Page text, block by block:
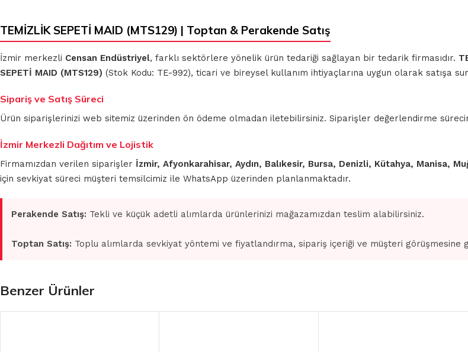
TEMİZLİK SEPETİ MAID (MTS129) | Toptan & Perakende Satış
İzmir merkezli Censan Endüstriyel, farklı sektörlere yönelik ürün tedariği sağlayan bir tedarik firmasıdır.
SEPETİ MAID (MTS129) (Stok Kodu: TE-992), ticari ve bireysel kullanım ihtiyaçlarına uygun olarak satışa
Sipariş ve Satış Süreci
Ürün siparişlerinizi web sitemiz üzerinden ön ödeme olmadan iletebilirsiniz. Siparişler değerlendirme
İzmir Merkezli Dağıtım ve Lojistik
Firmamızdan verilen siparişler İzmir, Afyonkarahisar, Aydın, Balıkesir, Bursa, Denizli, Kütahya, Manisa,
için sevkiyat süreci müşteri temsilcimiz ile WhatsApp üzerinden planlanmaktadır.
Perakende Satış: Tekli ve küçük adetli alımlarda ürünlerinizi mağazamızdan teslim alabilirsiniz.
Toptan Satış: Toplu alımlarda sevkiyat yöntemi ve fiyatlandırma, sipariş içeriği ve müşteri
Benzer Ürünler